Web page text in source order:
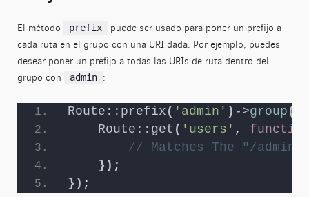
El método prefix
puede ser usado para poner un prefijo a
cada ruta en el grupo con una URI dada. Por ejemplo, puedes
desear poner un prefijo a todas las URIs de ruta dentro del
grupo con
admin :
Route::prefix ( 'admin' ) ->group (
Route::get ( 'users' ,
// Matches The "/admin/
}) ;
}) ;